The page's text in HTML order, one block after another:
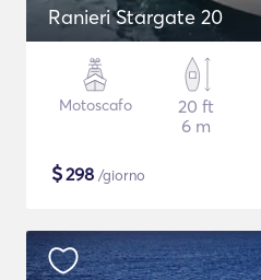
Ranieri Stargate 20
Motoscafo
20 ft
6 m
$298 /giorno